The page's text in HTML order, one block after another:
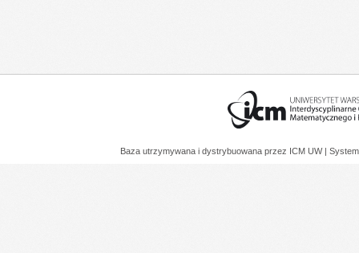
Baza utrzymywana i dystrybuowana przez ICM UW |